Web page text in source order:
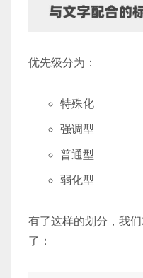
优先级分为：
特殊化
强调型
普通型
弱化型
有了这样的划分，我
了：